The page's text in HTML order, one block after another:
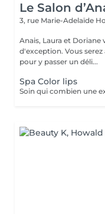
Le Salon
3, rue Marie-Adelaïde
Anais, Laura et
d'exception. Vous serez accueillis dans un cadre raffiné et feutré
pour y passer un déli...
Spa Color lips